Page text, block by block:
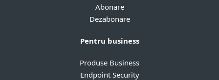
Abonare
Dezabonare
Pentru business
Produse Business
Endpoint Security